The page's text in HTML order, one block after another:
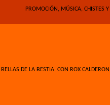
PROMOCIÓN, MÚSICA, CHISTES
BELLAS DE LA BESTIA CON ROX